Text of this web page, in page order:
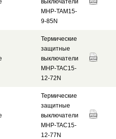
выключатели
MHP-TAM15-
9-85N
Термические
защитные
выключатели
MHP-TAC15-
12-72N
Термические
защитные
выключатели
MHP-TAC15-
12-77N